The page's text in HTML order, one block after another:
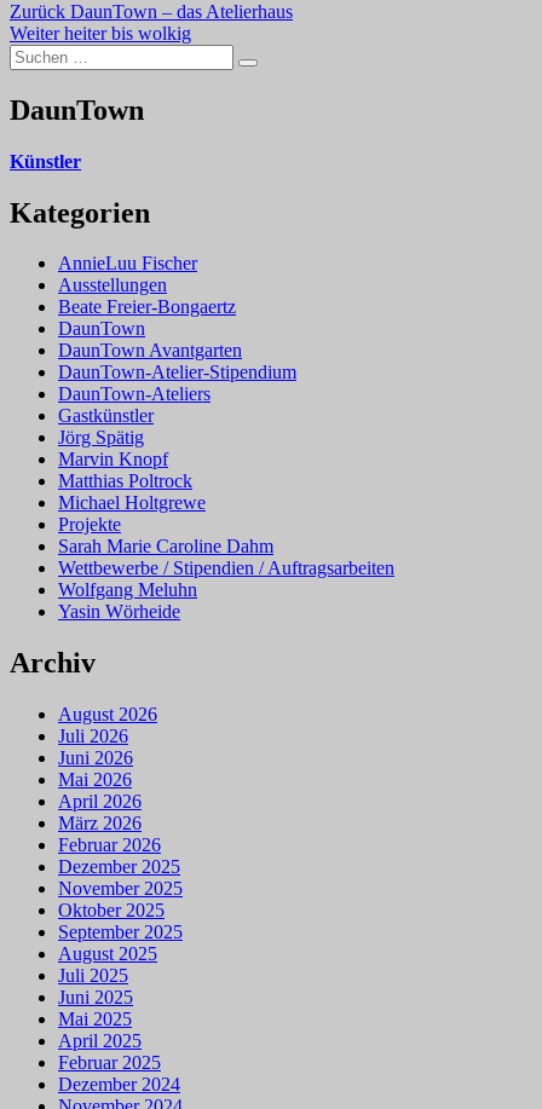
Beitragsnavigation
Zurück Vorheriger
Beitrag:
DaunTown – das Atelierhaus
Weiter Nächster
Beitrag:
heiter bis wolkig
Suchen
nach:
Suchen
DaunTown
Künstler
Kategorien
AnnieLuu Fischer
Ausstellungen
Beate Freier-Bongaertz
DaunTown
DaunTown Avantgarten
DaunTown-Atelier-Stipendium
DaunTown-Ateliers
Gastkünstler
Jörg Spätig
Marvin Knopf
Matthias Poltrock
Michael Holtgrewe
Projekte
Sarah Marie Caroline Dahm
Wettbewerbe / Stipendien / Auftragsarbeiten
Wolfgang Meluhn
Yasin Wörheide
Archiv
August 2026
Juli 2026
Juni 2026
Mai 2026
April 2026
März 2026
Februar 2026
Dezember 2025
November 2025
Oktober 2025
September 2025
August 2025
Juli 2025
Juni 2025
Mai 2025
April 2025
Februar 2025
Dezember 2024